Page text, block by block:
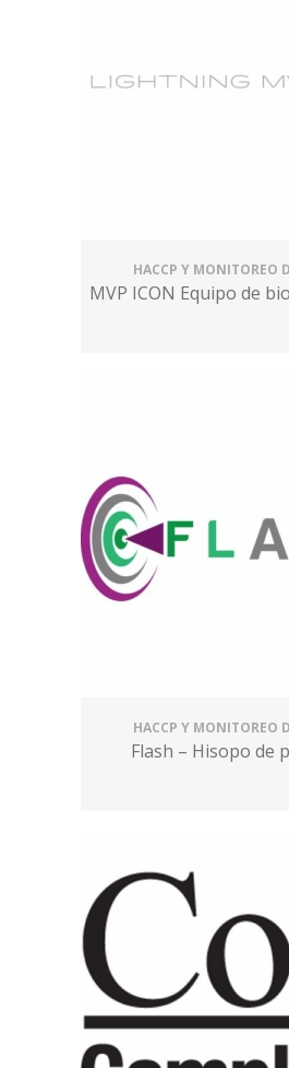
HACCP Y MONITOREO
MVP ICON Equipo de
HACCP Y MONITOREO
Flash – Hisopo de